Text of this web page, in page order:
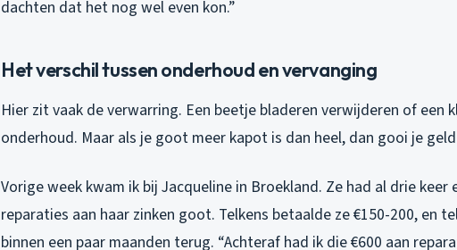
dachten dat het nog wel even kon.”
Het verschil tussen onderhoud en vervanging
Hier zit vaak de verwarring. Een beetje bladeren verwijderen of een
onderhoud. Maar als je goot meer kapot is dan heel, dan gooi je
Vorige week kwam ik bij Jacqueline in Broekland. Ze had al drie
reparaties aan haar zinken goot. Telkens betaalde ze €150-200, en
binnen een paar maanden terug. “Achteraf had ik die €600 aan